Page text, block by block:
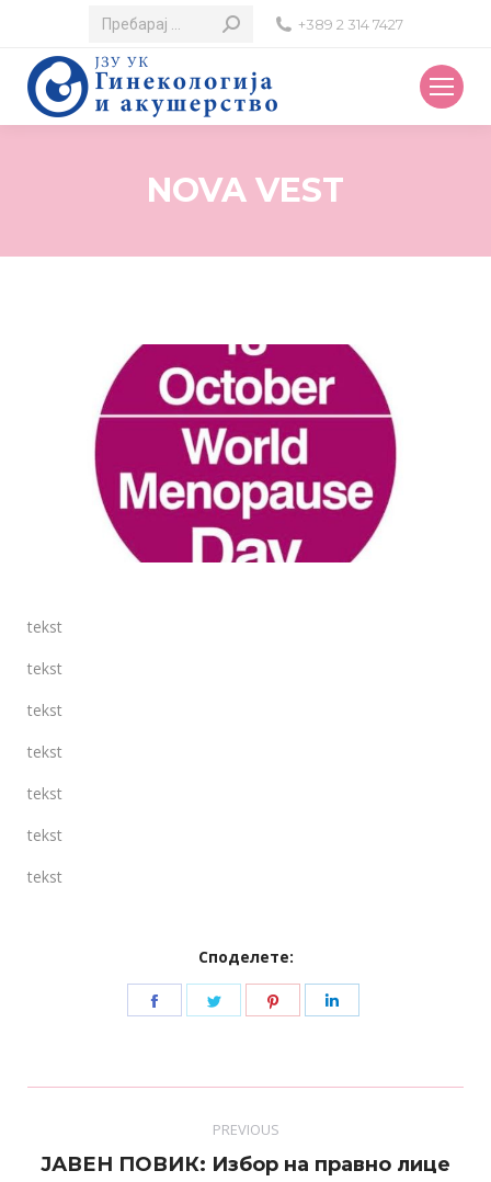
Search:
+389 2 314 7427
NOVA VEST
tekst
tekst
tekst
tekst
tekst
tekst
tekst
Споделете:
Share
Share
Share
PREVIOUS
ЈАВЕН ПОВИК: Избор на правно лице